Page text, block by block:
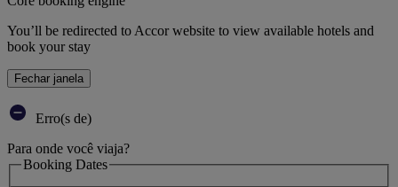
You’ll be redirected to Accor website to view available hotels and
book your stay
Fechar janela
Erro(s de)
Para onde você viaja?
Booking Dates